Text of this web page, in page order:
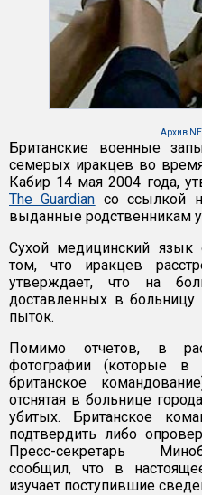
Архив
Британские военные
семерых иракцев во
Кабир 14 мая 2004 года,
The Guardian со ссылкой
выданные родственникам
Сухой медицинский язык
том, что иракцев
утверждает, что на
доставленных в
пыток.
Помимо отчетов, в
фотографии (которые в
британское
отснятая в больнице
убитых. Британское
подтвердить либо
Пресс-секретарь
сообщил, что в
изучает поступившие